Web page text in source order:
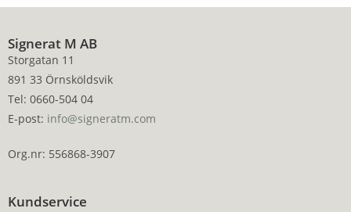
Signerat M AB
Storgatan 11
891 33 Örnsköldsvik
Tel: 0660-504 04
E-post: info@signeratm.com
Org.nr: 556868-3907
Kundservice